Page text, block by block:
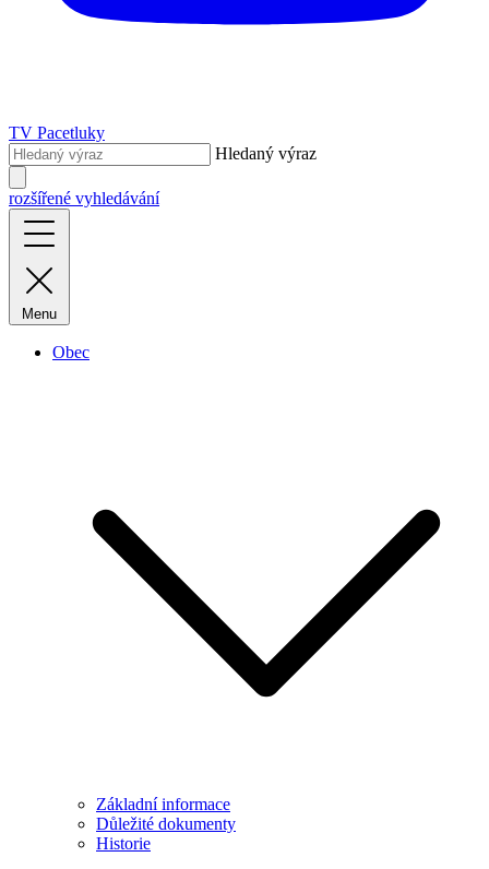
TV Pacetluky
Hledaný výraz
rozšířené vyhledávání
Menu
Obec
Základní informace
Důležité dokumenty
Historie